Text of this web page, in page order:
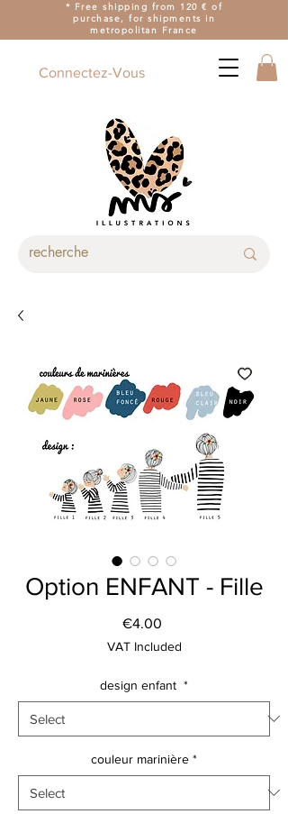
* Free shipping from 120 € of
purchase, for shipments in
metropolitan France
Connectez-Vous
Option ENFANT - Fille
€4.00Price
VAT Included
design enfant *
couleur marinière *